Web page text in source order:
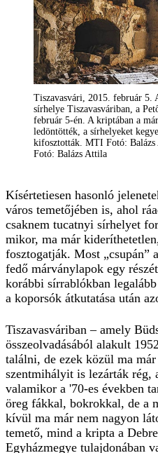
Tiszavasvári, 2015. február 5.
sírhelye Tiszavasváriban, a
február 5-én. A kriptában a
ledöntötték, a sírhelyeket
kifosztották. MTI Fotó:
Fotó: Balázs Attila
Kísértetiesen hasonló
város temetőjében is, ahol
csaknem tucatnyi sírhelyet
mikor, ma már
fosztogatják. Most
fedő márványlapok egy
korábbi sírrablókban
a koporsók átkutatása után
Tiszavasváriban – amely
összeolvadásából alakult
találni, de ezek közül ma
szentmihályit is lezárták rég,
valamikor a '70-es években
öreg fákkal, bokrokkal, de a
kívül ma már nem nagyon
temető, mind a kripta a
Egyházmegye tulajdonában